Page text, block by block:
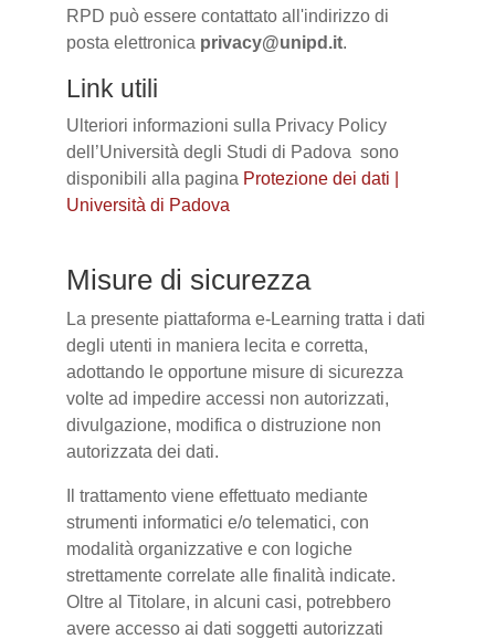
RPD può essere contattato all'indirizzo di
posta elettronica privacy@unipd.it.
Link utili
Ulteriori informazioni sulla Privacy Policy
dell’Università degli Studi di Padova sono
disponibili alla pagina Protezione dei dati |
Università di Padova
Misure di sicurezza
La presente piattaforma e-Learning tratta i dati
degli utenti in maniera lecita e corretta,
adottando le opportune misure di sicurezza
volte ad impedire accessi non autorizzati,
divulgazione, modifica o distruzione non
autorizzata dei dati.
Il trattamento viene effettuato mediante
strumenti informatici e/o telematici, con
modalità organizzative e con logiche
strettamente correlate alle finalità indicate.
Oltre al Titolare, in alcuni casi, potrebbero
avere accesso ai dati soggetti autorizzati